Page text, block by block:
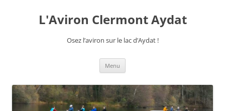
L'Aviron Clermont Aydat
Osez l’aviron sur le lac d’Aydat !
Menu